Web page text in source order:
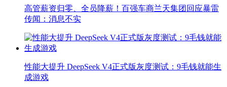
高管薪资归零、全员降薪！百强车商兰天集团回应暴雷
传闻：消息不实
性能大提升 DeepSeek V4正式版灰度测试：9毛钱就能生
成游戏